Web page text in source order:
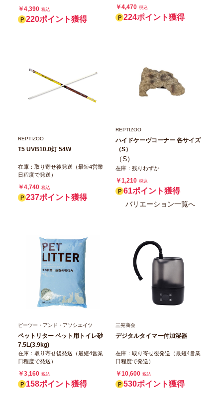
￥4,390 税込
220ポイント獲得
￥4,470 税込
224ポイント獲得
REPTIZOO
T5 UVB10.0灯 54W
在庫：取り寄せ後発送（最短4営業
日程度で発送）
￥4,740 税込
237ポイント獲得
REPTIZOO
ハイドケーヴコーナー 各サイズ
（S）
（S）
在庫：残りわずか
￥1,210 税込
61ポイント獲得
バリエーション一覧へ
ピーツー・アンド・アソシエイツ
ペットリター ペット用トイレ砂
7.5L(3.9kg)
在庫：取り寄せ後発送（最短4営業
日程度で発送）
￥3,160 税込
158ポイント獲得
三晃商会
デジタルタイマー付加湿器
在庫：取り寄せ後発送（最短4営業
日程度で発送）
￥10,600 税込
530ポイント獲得